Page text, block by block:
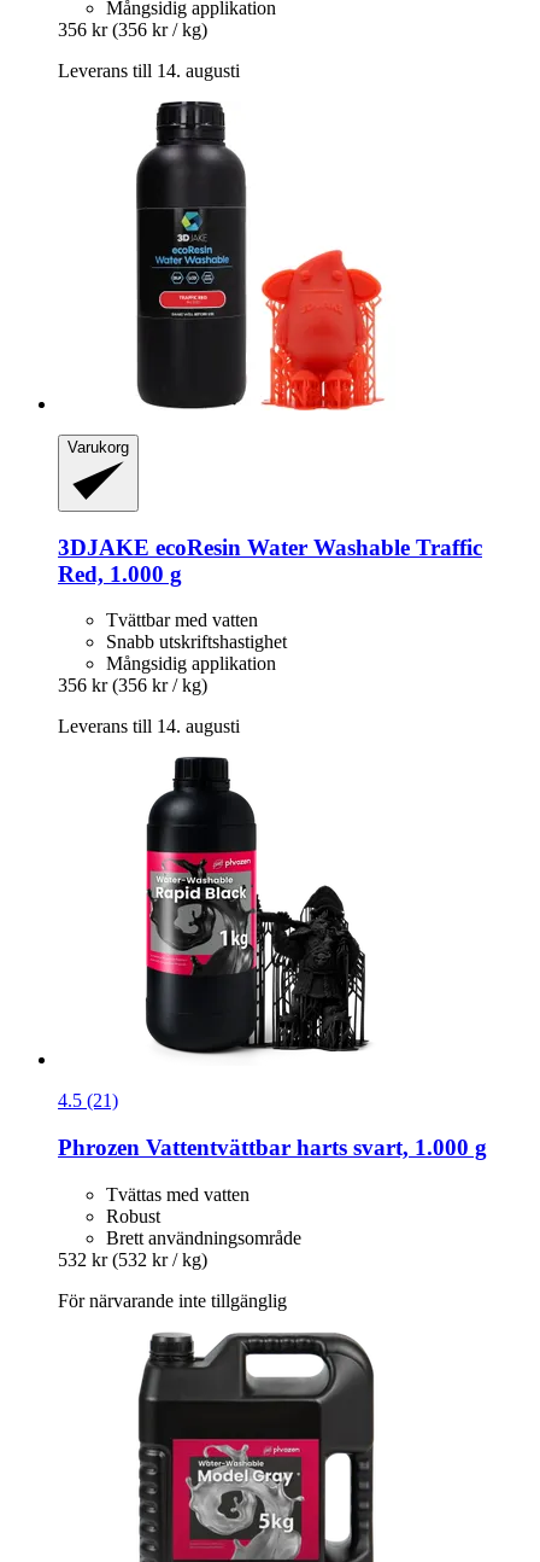
Mångsidig applikation
356 kr (356 kr / kg)
Leverans till 14. augusti
Varukorg
3DJAKE ecoResin Water Washable Traffic
Red, 1.000 g
Tvättbar med vatten
Snabb utskriftshastighet
Mångsidig applikation
356 kr (356 kr / kg)
Leverans till 14. augusti
4.5 (21)
Phrozen Vattentvättbar harts svart, 1.000 g
Tvättas med vatten
Robust
Brett användningsområde
532 kr (532 kr / kg)
För närvarande inte tillgänglig